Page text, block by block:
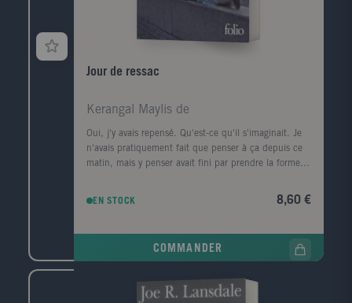
Jour de ressac
Kerangal Maylis de
Oui, j'y avais repensé. Qu'est-ce qu'il s'imaginait. Je
n'avais pratiquement fait que penser à ça depuis ce
matin, mais y penser avait fini par prendre la forme
conteneurs." Le corps d'un homme est retrouvé au
police, elle prend le train pour Le Havre, ville de son
longtemps. Durant ce jour de retour, cherchant à
comprendre ce qui la lie à ce mort dont elle ignore
EN STOCK 8,60 €
COMMANDER